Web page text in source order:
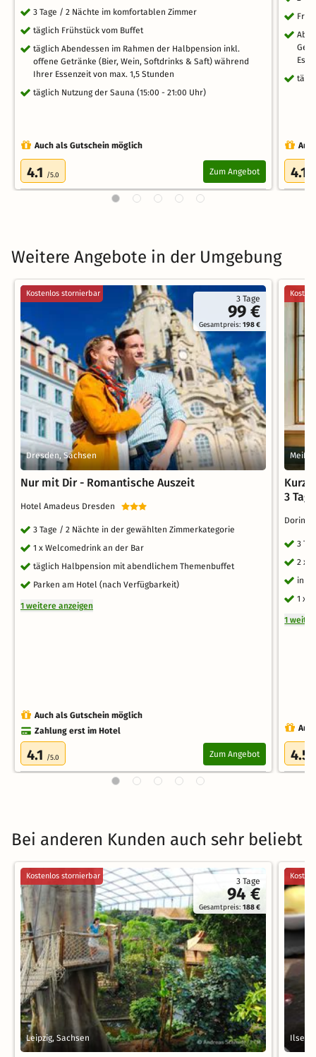
3 Tage / 2 Nächte im komfortablen Zimmer
täglich Frühstück vom Buffet
täglich Abendessen im Rahmen der Halbpension inkl.
offene Getränke (Bier, Wein, Softdrinks & Saft) während
Ihrer Essenzeit von max. 1,5 Stunden
täglich Nutzung der Sauna (15:00 - 21:00 Uhr)
Auch als Gutschein möglich
4.1 /5.0 Zum Angebot 4.1
Weitere Angebote in der Umgebung
3 Tage
99 €
Gesamtpreis:198 €
Kostenlos stornierbar
Dresden, Sachsen
Nur mit Dir - Romantische Auszeit
Hotel Amadeus Dresden
3 Tage / 2 Nächte in der gewählten Zimmerkategorie
1 x Welcomedrink an der Bar
täglich Halbpension mit abendlichem Themenbuffet
Parken am Hotel (nach Verfügbarkeit)
1 weitere anzeigen
Auch als Gutschein möglich
Zahlung erst im Hotel
4.1 /5.0 Zum Angebot
3
Dorint
3
2 x
inkl.
1 x
1
4.5
Bei anderen Kunden auch sehr beliebt
3 Tage
94 €
Gesamtpreis:188 €
Kostenlos stornierbar
Leipzig, Sachsen